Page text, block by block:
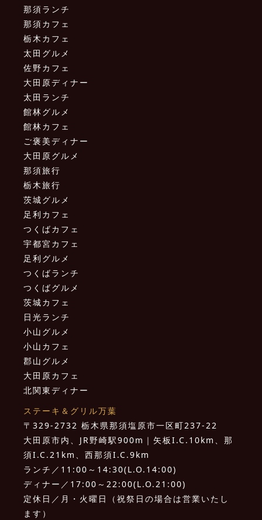
那須ランチ
那須カフェ
栃木カフェ
太田グルメ
佐野カフェ
大田原ディナー
太田ランチ
館林グルメ
館林カフェ
ご褒美ディナー
大田原グルメ
那須旅行
栃木旅行
茨城グルメ
足利カフェ
つくばカフェ
宇都宮カフェ
足利グルメ
つくばランチ
つくばグルメ
茨城カフェ
日光ランチ
小山グルメ
小山カフェ
郡山グルメ
大田原カフェ
北関東ディナー
ステーキ＆グリル万葉
〒329-2732 栃木県那須塩原市一区町237-22
大田原市内、JR野崎駅900m｜矢板I.C.10km、那
須I.C.21km、西那須I.C.9km
ランチ／11:00～14:30(L.O.14:00)
ディナー／17:00～22:00(L.O.21:00)
定休日／月・火曜日（祝祭日の場合は営業いたし
ます）